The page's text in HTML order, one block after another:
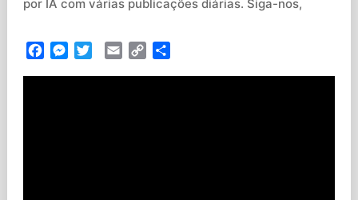
por IA com várias publicações diárias. Siga-nos,
FacebookMessenger
TwitterEmail Copy